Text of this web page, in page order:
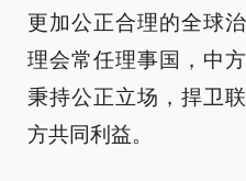
更加公正合理的全球
理会常任理事国，中
秉持公正立场，捍卫
方共同利益。